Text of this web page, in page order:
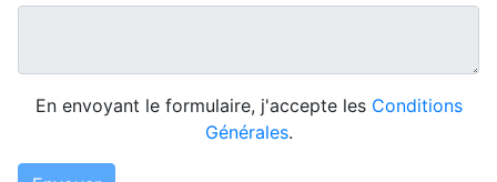
En envoyant le formulaire, j'accepte les Conditions
Générales.